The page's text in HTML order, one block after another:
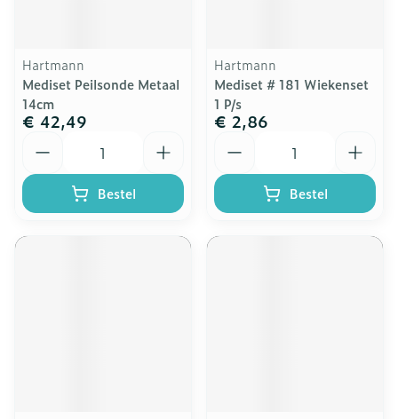
Hartmann
Mediset Peilsonde Metaal
14cm
€ 42,49
Bestel
Hartmann
Mediset # 181 Wiekenset
1 P/s
€ 2,86
Bestel